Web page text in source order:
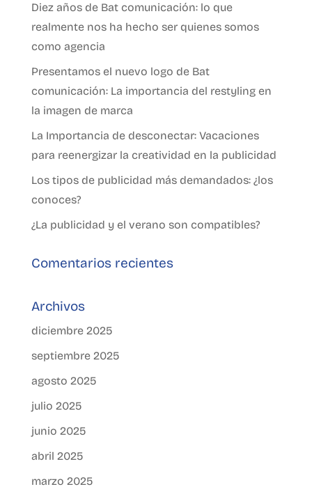
Diez años de Bat comunicación: lo que
realmente nos ha hecho ser quienes somos
como agencia
Presentamos el nuevo logo de Bat
comunicación: La importancia del restyling en
la imagen de marca
La Importancia de desconectar: Vacaciones
para reenergizar la creatividad en la publicidad
Los tipos de publicidad más demandados: ¿los
conoces?
¿La publicidad y el verano son compatibles?
Comentarios recientes
Archivos
diciembre 2025
septiembre 2025
agosto 2025
julio 2025
junio 2025
abril 2025
marzo 2025